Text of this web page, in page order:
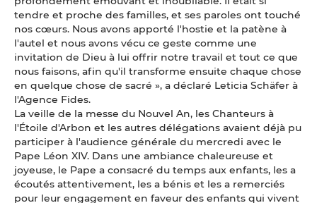
tendre et proche des familles, et ses paroles ont touché
nos cœurs. Nous avons apporté l'hostie et la patène à
l'autel et nous avons vécu ce geste comme une
invitation de Dieu à lui offrir notre travail et tout ce que
nous faisons, afin qu'il transforme ensuite chaque chose
en quelque chose de sacré », a déclaré Leticia Schäfer à
l'Agence Fides.
La veille de la messe du Nouvel An, les Chanteurs à
l'Étoile d'Arbon et les autres délégations avaient déjà pu
participer à l'audience générale du mercredi avec le
Pape Léon XIV. Dans une ambiance chaleureuse et
joyeuse, le Pape a consacré du temps aux enfants, les a
écoutés attentivement, les a bénis et les a remerciés
pour leur engagement en faveur des enfants qui vivent